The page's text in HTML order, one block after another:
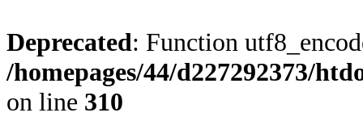
Deprecated: Function
/homepages/44/d227292373/
on line 310